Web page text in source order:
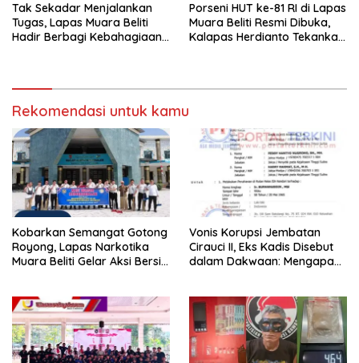
Tak Sekadar Menjalankan
Tugas, Lapas Muara Beliti
Hadir Berbagi Kebahagiaan
Porseni HUT ke-81 RI di Lapas
Muara Beliti Resmi Dibuka,
Kalapas Herdianto Tekankan
Rekomendasi untuk kamu
Kobarkan Semangat Gotong
Royong, Lapas Narkotika
Muara Beliti Gelar Aksi Bersih
Vonis Korupsi Jembatan
Cirauci II, Eks Kadis Disebut
dalam Dakwaan: Mengapa